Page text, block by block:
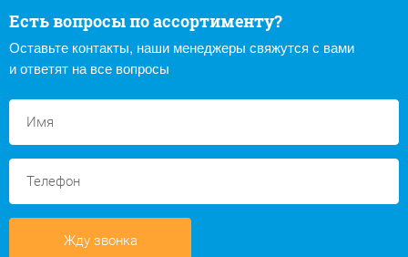
Есть вопросы по ассортименту?
Оставьте контакты, наши менеджеры свяжутся с вами
и ответят на все вопросы
Жду звонка